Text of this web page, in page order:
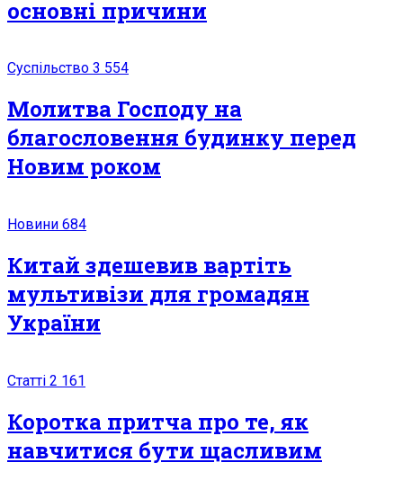
основні причини
Суспільство 3 554
Молитва Господу на
благословення будинку перед
Новим роком
Новини 684
Китай здешевив вартіть
мультивізи для громадян
України
Статті 2 161
Коротка притча про те, як
навчитися бути щасливим